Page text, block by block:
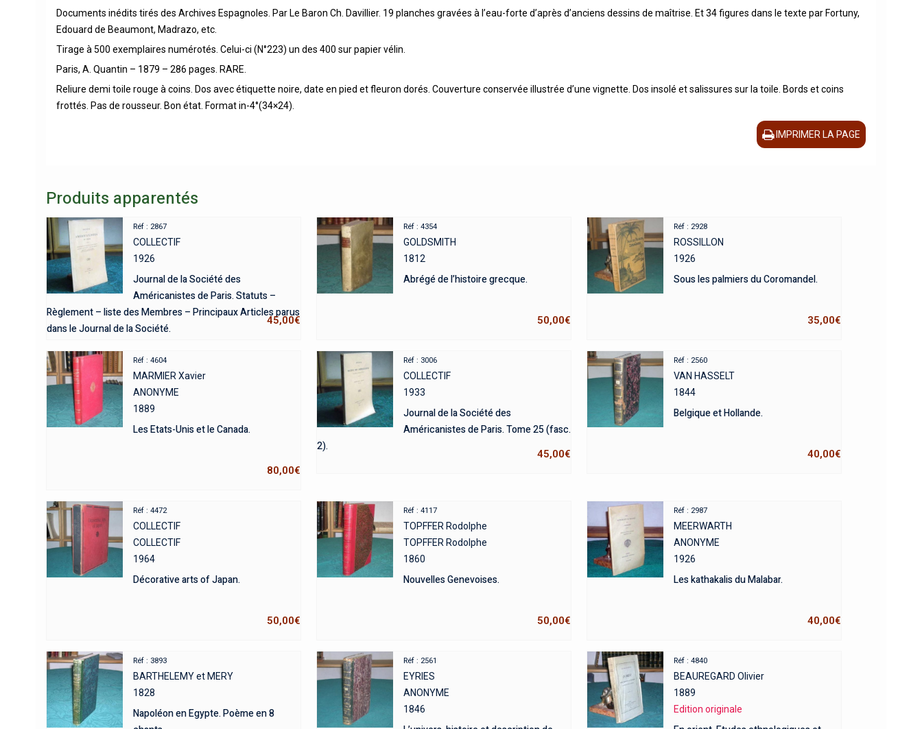
Documents inédits tirés des Archives Espagnoles. Par Le Baron Ch. Davillier. 19 planches gravées à l’eau-forte d’après d’anciens dessins de maîtrise. Et 34 figures dans le texte par Fortuny,
Edouard de Beaumont, Madrazo, etc.
Tirage à 500 exemplaires numérotés. Celui-ci (N°223) un des 400 sur papier vélin.
Paris, A. Quantin – 1879 – 286 pages. RARE.
Reliure demi toile rouge à coins. Dos avec étiquette noire, date en pied et fleuron dorés. Couverture conservée illustrée d’une vignette. Dos insolé et salissures sur la toile. Bords et coins
frottés. Pas de rousseur. Bon état. Format in-4°(34×24).
IMPRIMER LA PAGE
Produits apparentés
Réf : 2867
COLLECTIF
1926
Journal de la Société des
Américanistes de Paris. Statuts –
Règlement – liste des Membres – Principaux Articles parus
dans le Journal de la Société.
45,00€
Réf : 4354
GOLDSMITH
1812
Abrégé de l’histoire grecque.
50,00€
Réf : 2928
ROSSILLON
1926
Sous les palmiers du Coromandel.
35,00€
Réf : 4604
MARMIER Xavier
ANONYME
1889
Les Etats-Unis et le Canada.
80,00€
Réf : 3006
COLLECTIF
1933
Journal de la Société des
Américanistes de Paris. Tome 25 (fasc.
2).
45,00€
Réf : 2560
VAN HASSELT
1844
Belgique et Hollande.
40,00€
Réf : 4472
COLLECTIF
COLLECTIF
1964
Décorative arts of Japan.
50,00€
Réf : 4117
TOPFFER Rodolphe
TOPFFER Rodolphe
1860
Nouvelles Genevoises.
50,00€
Réf : 2987
MEERWARTH
ANONYME
1926
Les kathakalis du Malabar.
40,00€
Réf : 3893
BARTHELEMY et MERY
1828
Napoléon en Egypte. Poème en 8
Réf : 2561
EYRIES
ANONYME
1846
Réf : 4840
BEAUREGARD Olivier
1889
Edition originale